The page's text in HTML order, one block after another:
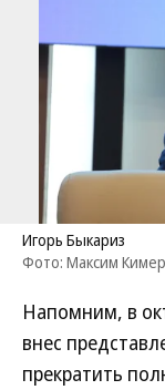
Игорь Быкариз
Фото: Максим
Напомним, в
внес
прекратить